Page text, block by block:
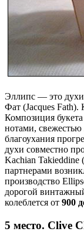
Эллипс — это
Фат (Jacques
Композиция
нотами, свежестью
благоухания
духи совместно
Kachian
партнерами
производство
дорогой
колеблется от 900
5 место. Clive